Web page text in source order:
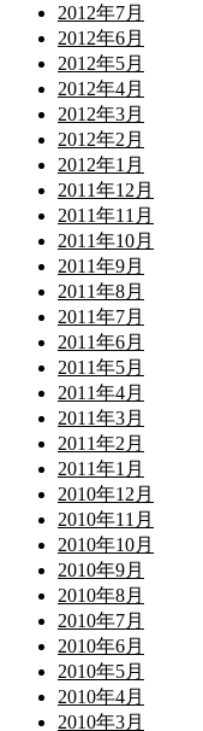
2012年7月
2012年6月
2012年5月
2012年4月
2012年3月
2012年2月
2012年1月
2011年12月
2011年11月
2011年10月
2011年9月
2011年8月
2011年7月
2011年6月
2011年5月
2011年4月
2011年3月
2011年2月
2011年1月
2010年12月
2010年11月
2010年10月
2010年9月
2010年8月
2010年7月
2010年6月
2010年5月
2010年4月
2010年3月